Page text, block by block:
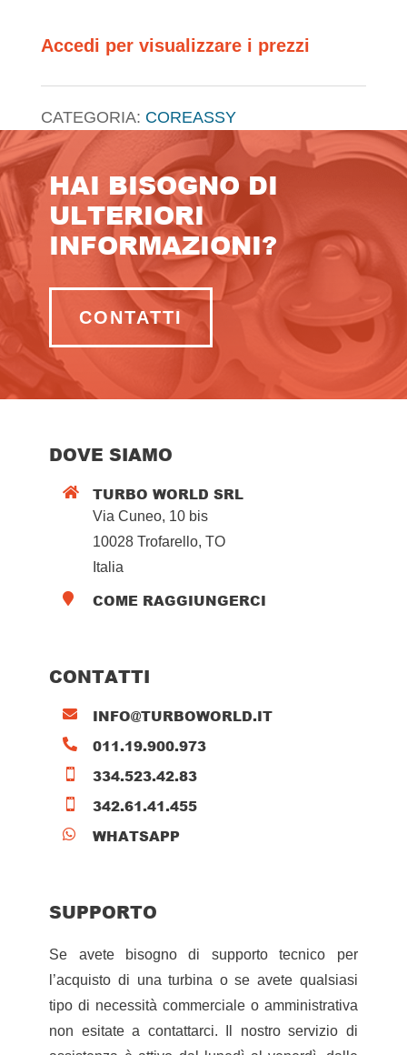
Accedi per visualizzare i prezzi
CATEGORIA: COREASSY
HAI BISOGNO DI
ULTERIORI
INFORMAZIONI?
CONTATTI
DOVE SIAMO
 TURBO WORLD SRL
Via Cuneo, 10 bis
10028 Trofarello, TO
Italia
 COME RAGGIUNGERCI
CONTATTI
 INFO@TURBOWORLD.IT
 011.19.900.973
 334.523.42.83
 342.61.41.455
 WHATSAPP
SUPPORTO
Se avete bisogno di supporto tecnico per
l’acquisto di una turbina o se avete qualsiasi
tipo di necessità commerciale o amministrativa
non esitate a contattarci. Il nostro servizio di